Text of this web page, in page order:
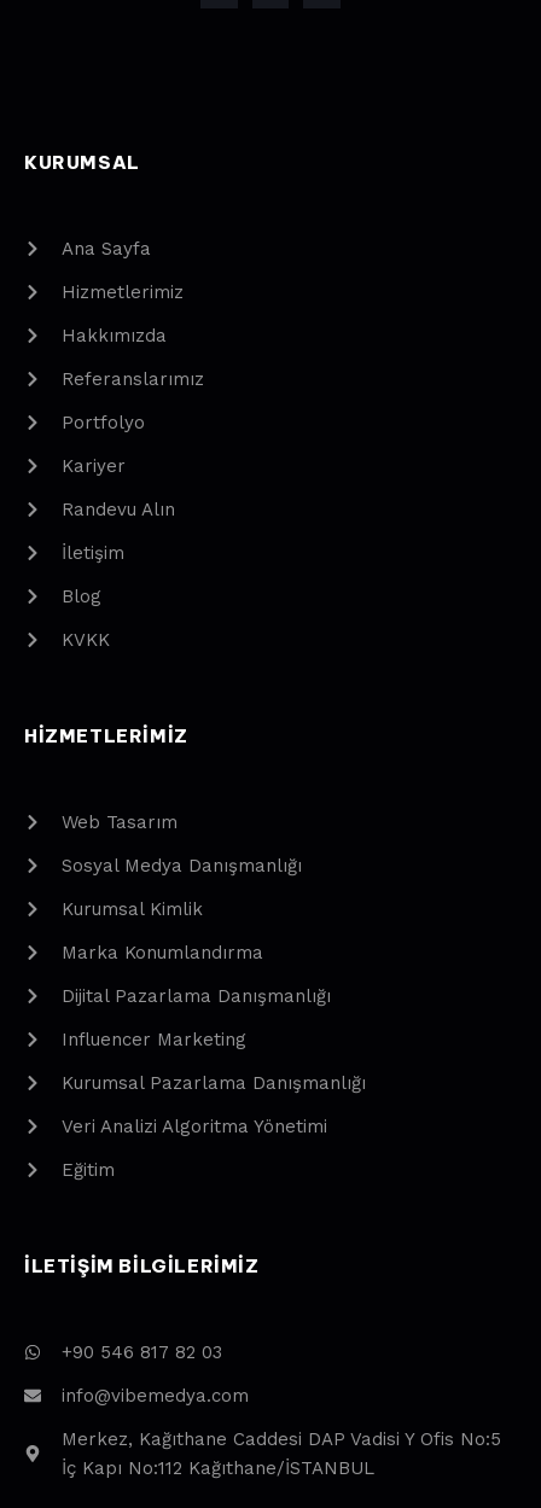
KURUMSAL
Ana Sayfa
Hizmetlerimiz
Hakkımızda
Referanslarımız
Portfolyo
Kariyer
Randevu Alın
İletişim
Blog
KVKK
HIZMETLERIMIZ
Web Tasarım
Sosyal Medya Danışmanlığı
Kurumsal Kimlik
Marka Konumlandırma
Dijital Pazarlama Danışmanlığı
Influencer Marketing
Kurumsal Pazarlama Danışmanlığı
Veri Analizi Algoritma Yönetimi
Eğitim
ILETIŞIM BILGILERIMIZ
+90 546 817 82 03
info@vibemedya.com
Merkez, Kağıthane Caddesi DAP Vadisi Y Ofis No:5
İç Kapı No:112 Kağıthane/İSTANBUL